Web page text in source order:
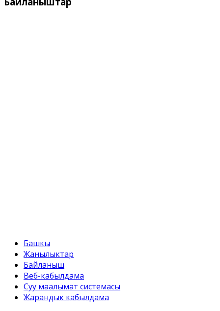
Башкы
Жанылыктар
Байланыш
Веб-кабылдама
Суу маалымат системасы
Жарандык кабылдама